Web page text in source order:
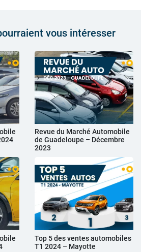
vous intéresser
Revue du Marché Automobile
de Guadeloupe – Décembre
2023
Top 5 des ventes automobiles
T1 2024 – Mayotte